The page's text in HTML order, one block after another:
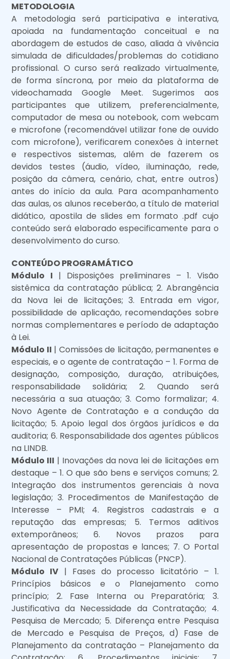
METODOLOGIA
A metodologia será participativa e interativa,
apoiada na fundamentação conceitual e na
abordagem de estudos de caso, aliada à vivência
simulada de dificuldades/problemas do cotidiano
profissional. O curso será realizado virtualmente,
de forma síncrona, por meio da plataforma de
videochamada Google Meet. Sugerimos aos
participantes que utilizem, preferencialmente,
computador de mesa ou notebook, com webcam
e microfone (recomendável utilizar fone de ouvido
com microfone), verificarem conexões à internet
e respectivos sistemas, além de fazerem os
devidos testes (áudio, vídeo, iluminação, rede,
posição da câmera, cenário, chat, entre outros)
antes do início da aula. Para acompanhamento
das aulas, os alunos receberão, a título de material
didático, apostila de slides em formato .pdf cujo
conteúdo será elaborado especificamente para o
desenvolvimento do curso.
CONTEÚDO PROGRAMÁTICO
Módulo I | Disposições preliminares – 1. Visão
sistêmica da contratação pública; 2. Abrangência
da Nova lei de licitações; 3. Entrada em vigor,
possibilidade de aplicação, recomendações sobre
normas complementares e período de adaptação
à Lei.
Módulo II | Comissões de licitação, permanentes e
especiais, e o agente de contratação – 1. Forma de
designação, composição, duração, atribuições,
responsabilidade solidária; 2. Quando será
necessária a sua atuação; 3. Como formalizar; 4.
Novo Agente de Contratação e a condução da
licitação; 5. Apoio legal dos órgãos jurídicos e da
auditoria; 6. Responsabilidade dos agentes públicos
na LINDB.
Módulo III | Inovações da nova lei de licitações em
destaque – 1. O que são bens e serviços comuns; 2.
Integração dos instrumentos gerenciais à nova
legislação; 3. Procedimentos de Manifestação de
Interesse – PMI; 4. Registros cadastrais e a
reputação das empresas; 5. Termos aditivos
extemporâneos; 6. Novos prazos para
apresentação de propostas e lances; 7. O Portal
Nacional de Contratações Públicas (PNCP).
Módulo IV | Fases do processo licitatório – 1.
Princípios básicos e o Planejamento como
princípio; 2. Fase Interna ou Preparatória; 3.
Justificativa da Necessidade da Contratação; 4.
Pesquisa de Mercado; 5. Diferença entre Pesquisa
de Mercado e Pesquisa de Preços, d) Fase de
Planejamento da contratação – Planejamento da